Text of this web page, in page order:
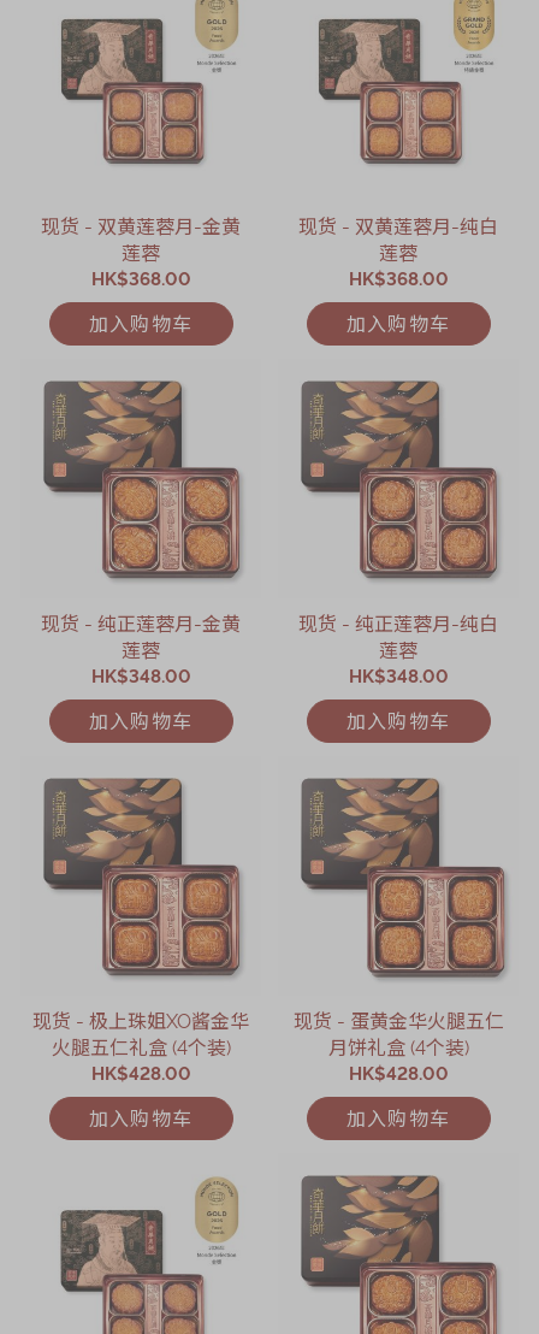
现货 - 双黄莲蓉月-金黄
莲蓉
HK$368.00
加入购物车
现货 - 双黄莲蓉月-纯白
莲蓉
HK$368.00
加入购物车
现货 - 纯正莲蓉月-金黄
莲蓉
HK$348.00
加入购物车
现货 - 纯正莲蓉月-纯白
莲蓉
HK$348.00
加入购物车
现货 - 极上珠姐XO酱金华
火腿五仁礼盒 (4个装)
HK$428.00
加入购物车
现货 - 蛋黄金华火腿五仁
月饼礼盒 (4个装)
HK$428.00
加入购物车